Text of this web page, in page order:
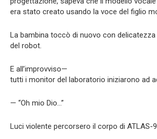
era stato creato usando la voce del figlio
La bambina toccò di nuovo con
del robot.
E all’improvviso—
tutti i monitor del laboratorio iniziarono ad
— “Oh mio Dio…”
Luci violente percorsero il corpo di ATLAS-